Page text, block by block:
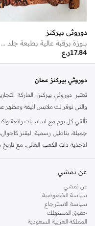
دوروثي بيركنز
بلوزة برقبة عالية بطبعة جلد الثعبان
ر.ع17.84
دوروثي بيركنز عمان
تعتبر دوروثي بيركنز، الماركة
والتي توفر لك ملابس انيقة
تألقي كل يوم مع اساسيات رائعة
جميلة، بناطيل رسمية، ليقنز
الاحذية ذات الكعب العالي. مع
كنت تقومين بتجديد خزانة ملابسك
اليه.
تسوقي دوروثي بيركنز اون لاين
تسوقي دوروثي بيركنز اون لاين
عن نمشي
عن نمشي
سياسة الخصوصية
سياسة الاسترجاع
حقوق المستهلك
المملكة العربية السعودية